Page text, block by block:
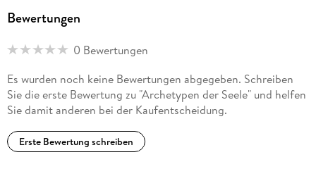
Bewertungen
0 Bewertungen
Es wurden noch keine Bewertungen abgegeben. Schreiben
Sie die erste Bewertung zu "Archetypen der Seele" und helfen
Sie damit anderen bei der Kaufentscheidung.
Erste Bewertung schreiben